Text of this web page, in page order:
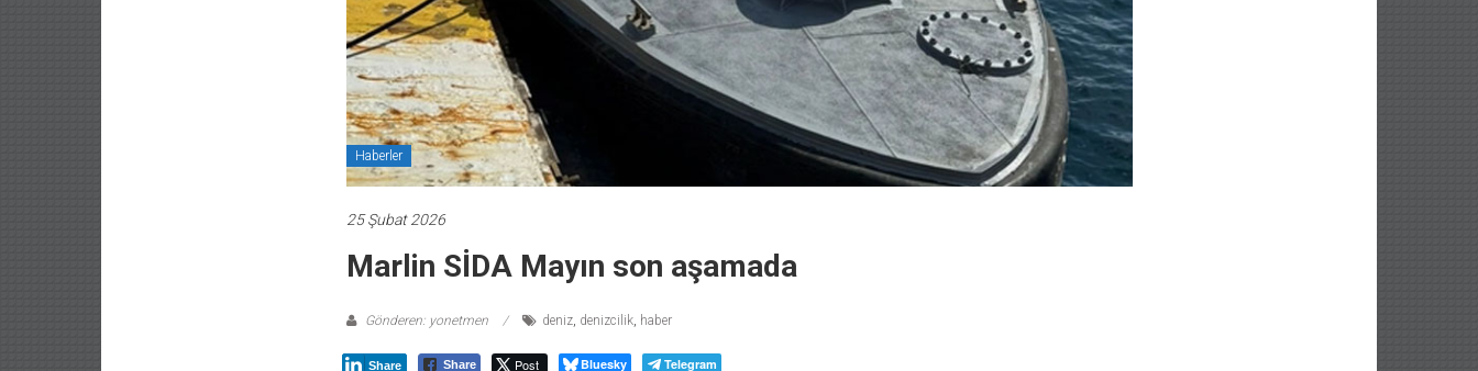
Haberler
25 Şubat 2026
Marlin SİDA Mayın son aşamada
Gönderen: yonetmen deniz, denizcilik, haber
Share Share Post Bluesky Telegram